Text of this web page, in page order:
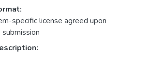
specific license agreed upon